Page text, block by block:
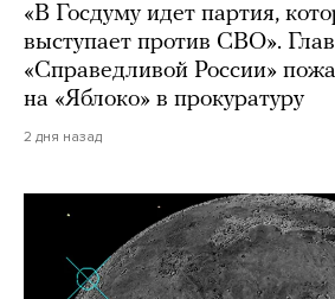
«В Госдуму идет партия,
выступает против СВО».
«Справедливой России»
на «Яблоко» в прокуратуру
2 дня назад